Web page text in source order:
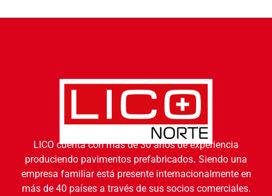
LICO cuenta con más de 30 años de experiencia
produciendo pavimentos prefabricados. Siendo una
empresa familiar está presente internacionalmente en
más de 40 países a través de sus socios comerciales.